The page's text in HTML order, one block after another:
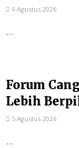
6 Agustus 2026
...
Forum
Lebih
5 Agustus 2026
...